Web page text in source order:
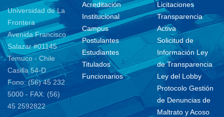
Universidad de La
Frontera
Avenida Francisco
Salazar #01145
Temuco - Chile
Casilla 54-D
Fono: (56) 45 232
5000 - FAX: (56)
45 2592822
Acreditación
Institucional
Campus
Postulantes
Estudiantes
Titulados
Funcionarios
Licitaciones
Transparencia
Activa
Solicitud de
Información Ley
de Transparencia
Ley del Lobby
Protocolo Gestión
de Denuncias de
Maltrato y Acoso